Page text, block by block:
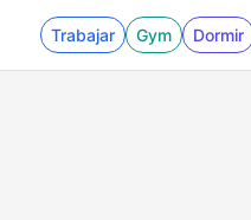
Trabajar Gym Dormir